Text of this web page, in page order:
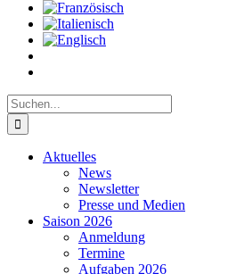
Suche
nach:
Aktuelles
News
Newsletter
Presse und Medien
Saison 2026
Anmeldung
Termine
Aufgaben 2026